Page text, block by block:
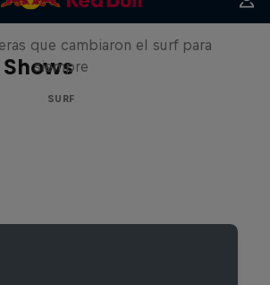
NOW DAYS
que cambiaron el surf para
siempre
SURF